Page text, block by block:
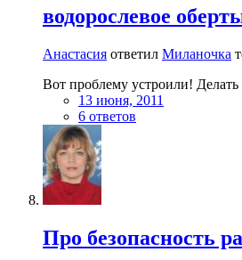
водорослевое
Анастасия ответил Миланочка
Вот проблему устроили! Делать
13 июня, 2011
6 ответов
Про безопасность